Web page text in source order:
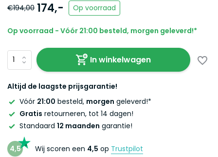
€194,00 174,- Op voorraad
Op voorraad - Vóór 21:00 besteld, morgen geleverd!*
In winkelwagen
Altijd de laagste prijsgarantie!
Vóór 21:00 besteld, morgen geleverd!*
Gratis retourneren, tot 14 dagen!
Standaard 12 maanden garantie!
4,5 Wij scoren een 4,5 op Trustpilot